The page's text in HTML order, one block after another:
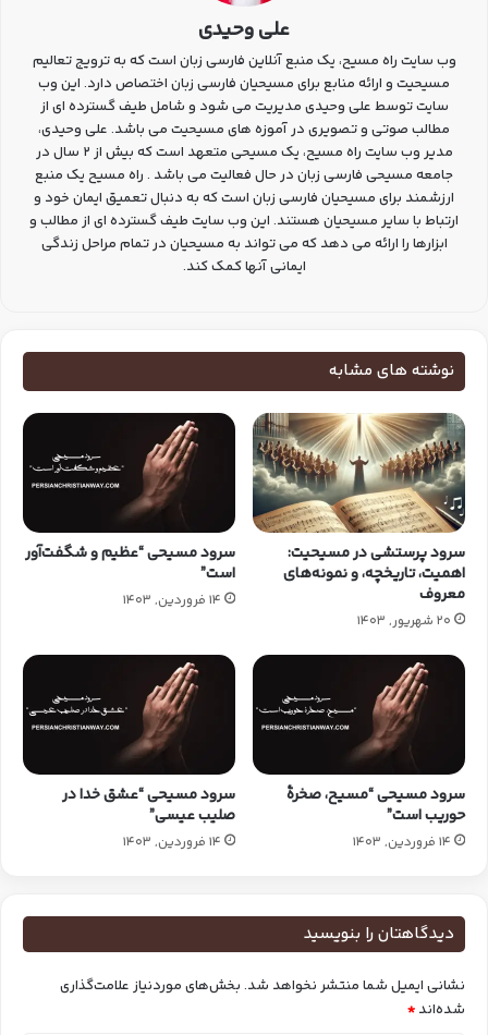
علی وحیدی
وب سایت راه مسیح، یک منبع آنلاین فارسی زبان است که به ترویج تعالیم
مسیحیت و ارائه منابع برای مسیحیان فارسی زبان اختصاص دارد. این وب
سایت توسط علی وحیدی مدیریت می شود و شامل طیف گسترده ای از
مطالب صوتی و تصویری در آموزه های مسیحیت می باشد. علی وحیدی،
مدیر وب سایت راه مسیح، یک مسیحی متعهد است که بیش از 2 سال در
جامعه مسیحی فارسی زبان در حال فعالیت می باشد . راه مسیح یک منبع
ارزشمند برای مسیحیان فارسی زبان است که به دنبال تعمیق ایمان خود و
ارتباط با سایر مسیحیان هستند. این وب سایت طیف گسترده ای از مطالب و
ابزارها را ارائه می دهد که می تواند به مسیحیان در تمام مراحل زندگی
ایمانی آنها کمک کند.
نوشته های مشابه
سرود پرستشی در مسیحیت:
اهمیت، تاریخچه، و نمونه‌های
معروف
20 شهریور, 1403
سرود مسیحی “عظیم و شگفت‌آور
است”
14 فروردین, 1403
سرود مسیحی “مسیح، صخرهٔ
حوریب است”
14 فروردین, 1403
سرود مسیحی “عشق خدا در
صلیب عیسی”
14 فروردین, 1403
دیدگاهتان را بنویسید
نشانی ایمیل شما منتشر نخواهد شد. بخش‌های موردنیاز علامت‌گذاری
شده‌اند *